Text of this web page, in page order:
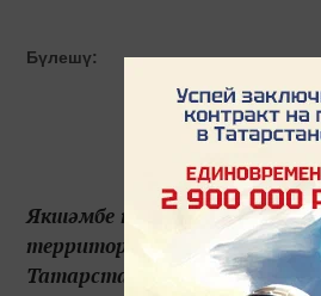
Бүлешү:
Якшәмбе төнендә һәм соңрак
территориясендә кырау
Татарстанга атмосфера